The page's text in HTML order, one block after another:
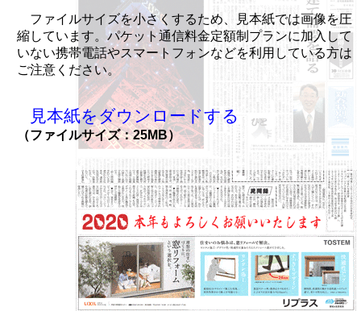
ファイルサイズを小さくするため、見本紙では画像を圧
縮しています。パケット通信料金定額制プランに加入して
いない携帯電話やスマートフォンなどを利用している方は
ご注意ください。
見本紙をダウンロードする
（ファイルサイズ：25MB）